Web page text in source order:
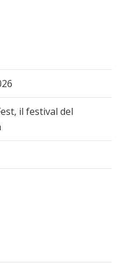
il festival del